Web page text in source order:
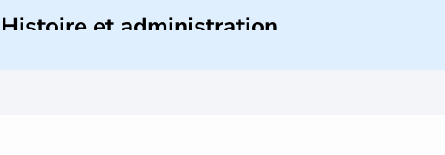
Histoire et administration